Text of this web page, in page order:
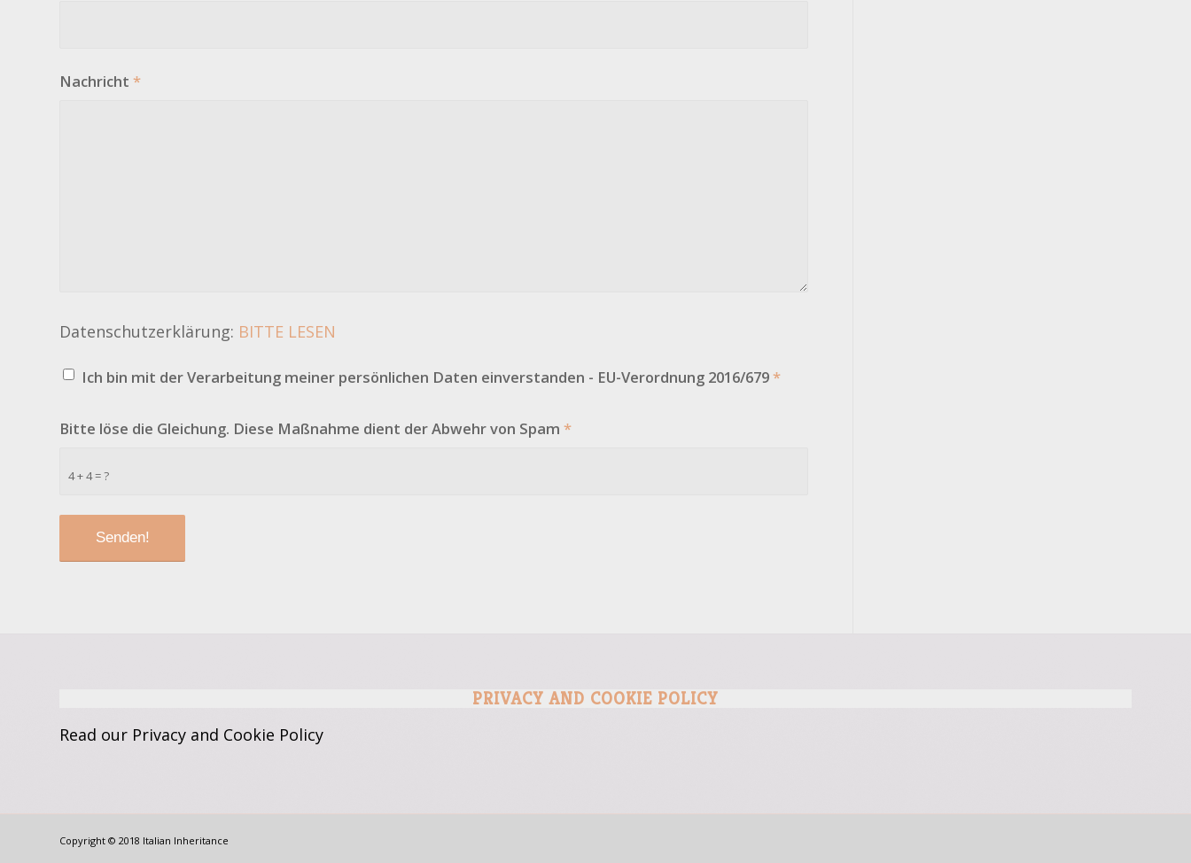
Nachricht *
Datenschutzerklärung: BITTE LESEN
Ich bin mit der Verarbeitung meiner persönlichen Daten einverstanden - EU-Verordnung 2016/679*
4 + 4 = ?
Bitte löse die Gleichung. Diese Maßnahme dient der Abwehr von Spam *
PRIVACY AND COOKIE POLICY
Read our Privacy and Cookie Policy
Copyright © 2018 Italian Inheritance